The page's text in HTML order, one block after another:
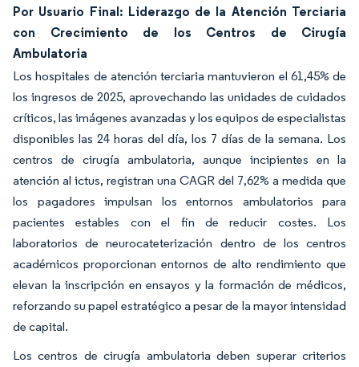
Por Usuario Final: Liderazgo de la Atención Terciaria
con Crecimiento de los Centros de Cirugía
Ambulatoria
Los hospitales de atención terciaria mantuvieron el 61,45% de
los ingresos de 2025, aprovechando las unidades de cuidados
críticos, las imágenes avanzadas y los equipos de especialistas
disponibles las 24 horas del día, los 7 días de la semana. Los
centros de cirugía ambulatoria, aunque incipientes en la
atención al ictus, registran una CAGR del 7,62% a medida que
los pagadores impulsan los entornos ambulatorios para
pacientes estables con el fin de reducir costes. Los
laboratorios de neurocateterización dentro de los centros
académicos proporcionan entornos de alto rendimiento que
elevan la inscripción en ensayos y la formación de médicos,
reforzando su papel estratégico a pesar de la mayor intensidad
de capital.
Los centros de cirugía ambulatoria deben superar criterios